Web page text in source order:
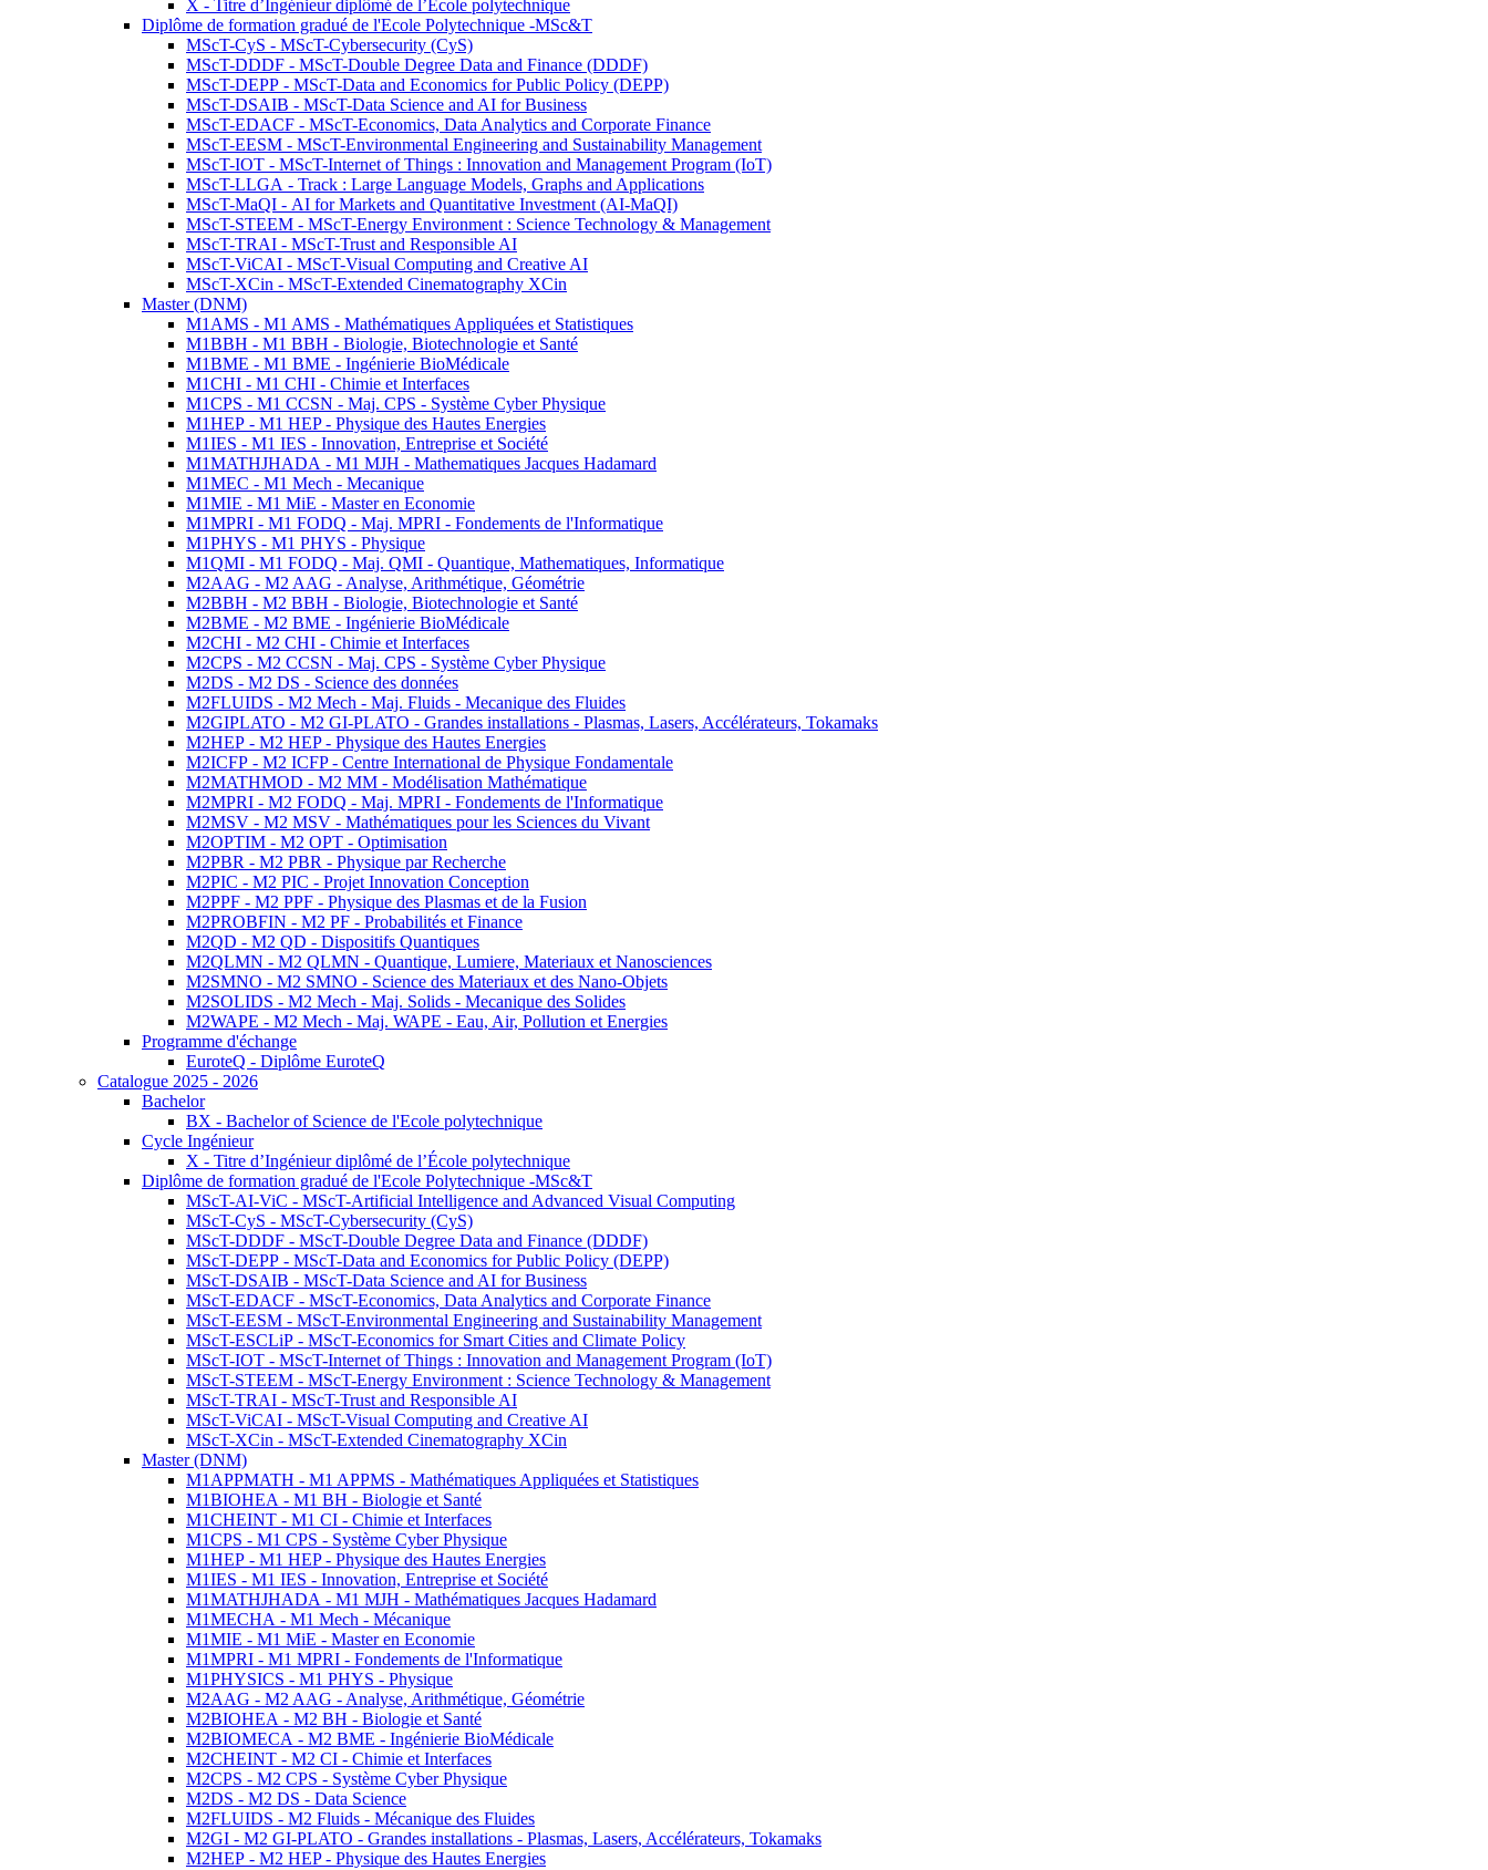
X - Titre d’Ingénieur diplômé de l’École polytechnique
Diplôme de formation gradué de l'Ecole Polytechnique -MSc&T
MScT-CyS - MScT-Cybersecurity (CyS)
MScT-DDDF - MScT-Double Degree Data and Finance (DDDF)
MScT-DEPP - MScT-Data and Economics for Public Policy (DEPP)
MScT-DSAIB - MScT-Data Science and AI for Business
MScT-EDACF - MScT-Economics, Data Analytics and Corporate Finance
MScT-EESM - MScT-Environmental Engineering and Sustainability Management
MScT-IOT - MScT-Internet of Things : Innovation and Management Program (IoT)
MScT-LLGA - Track : Large Language Models, Graphs and Applications
MScT-MaQI - AI for Markets and Quantitative Investment (AI-MaQI)
MScT-STEEM - MScT-Energy Environment : Science Technology & Management
MScT-TRAI - MScT-Trust and Responsible AI
MScT-ViCAI - MScT-Visual Computing and Creative AI
MScT-XCin - MScT-Extended Cinematography XCin
Master (DNM)
M1AMS - M1 AMS - Mathématiques Appliquées et Statistiques
M1BBH - M1 BBH - Biologie, Biotechnologie et Santé
M1BME - M1 BME - Ingénierie BioMédicale
M1CHI - M1 CHI - Chimie et Interfaces
M1CPS - M1 CCSN - Maj. CPS - Système Cyber Physique
M1HEP - M1 HEP - Physique des Hautes Energies
M1IES - M1 IES - Innovation, Entreprise et Société
M1MATHJHADA - M1 MJH - Mathematiques Jacques Hadamard
M1MEC - M1 Mech - Mecanique
M1MIE - M1 MiE - Master en Economie
M1MPRI - M1 FODQ - Maj. MPRI - Fondements de l'Informatique
M1PHYS - M1 PHYS - Physique
M1QMI - M1 FODQ - Maj. QMI - Quantique, Mathematiques, Informatique
M2AAG - M2 AAG - Analyse, Arithmétique, Géométrie
M2BBH - M2 BBH - Biologie, Biotechnologie et Santé
M2BME - M2 BME - Ingénierie BioMédicale
M2CHI - M2 CHI - Chimie et Interfaces
M2CPS - M2 CCSN - Maj. CPS - Système Cyber Physique
M2DS - M2 DS - Science des données
M2FLUIDS - M2 Mech - Maj. Fluids - Mecanique des Fluides
M2GIPLATO - M2 GI-PLATO - Grandes installations - Plasmas, Lasers, Accélérateurs, Tokamaks
M2HEP - M2 HEP - Physique des Hautes Energies
M2ICFP - M2 ICFP - Centre International de Physique Fondamentale
M2MATHMOD - M2 MM - Modélisation Mathématique
M2MPRI - M2 FODQ - Maj. MPRI - Fondements de l'Informatique
M2MSV - M2 MSV - Mathématiques pour les Sciences du Vivant
M2OPTIM - M2 OPT - Optimisation
M2PBR - M2 PBR - Physique par Recherche
M2PIC - M2 PIC - Projet Innovation Conception
M2PPF - M2 PPF - Physique des Plasmas et de la Fusion
M2PROBFIN - M2 PF - Probabilités et Finance
M2QD - M2 QD - Dispositifs Quantiques
M2QLMN - M2 QLMN - Quantique, Lumiere, Materiaux et Nanosciences
M2SMNO - M2 SMNO - Science des Materiaux et des Nano-Objets
M2SOLIDS - M2 Mech - Maj. Solids - Mecanique des Solides
M2WAPE - M2 Mech - Maj. WAPE - Eau, Air, Pollution et Energies
Programme d'échange
EuroteQ - Diplôme EuroteQ
Catalogue 2025 - 2026
Bachelor
BX - Bachelor of Science de l'Ecole polytechnique
Cycle Ingénieur
X - Titre d’Ingénieur diplômé de l’École polytechnique
Diplôme de formation gradué de l'Ecole Polytechnique -MSc&T
MScT-AI-ViC - MScT-Artificial Intelligence and Advanced Visual Computing
MScT-CyS - MScT-Cybersecurity (CyS)
MScT-DDDF - MScT-Double Degree Data and Finance (DDDF)
MScT-DEPP - MScT-Data and Economics for Public Policy (DEPP)
MScT-DSAIB - MScT-Data Science and AI for Business
MScT-EDACF - MScT-Economics, Data Analytics and Corporate Finance
MScT-EESM - MScT-Environmental Engineering and Sustainability Management
MScT-ESCLiP - MScT-Economics for Smart Cities and Climate Policy
MScT-IOT - MScT-Internet of Things : Innovation and Management Program (IoT)
MScT-STEEM - MScT-Energy Environment : Science Technology & Management
MScT-TRAI - MScT-Trust and Responsible AI
MScT-ViCAI - MScT-Visual Computing and Creative AI
MScT-XCin - MScT-Extended Cinematography XCin
Master (DNM)
M1APPMATH - M1 APPMS - Mathématiques Appliquées et Statistiques
M1BIOHEA - M1 BH - Biologie et Santé
M1CHEINT - M1 CI - Chimie et Interfaces
M1CPS - M1 CPS - Système Cyber Physique
M1HEP - M1 HEP - Physique des Hautes Energies
M1IES - M1 IES - Innovation, Entreprise et Société
M1MATHJHADA - M1 MJH - Mathématiques Jacques Hadamard
M1MECHA - M1 Mech - Mécanique
M1MIE - M1 MiE - Master en Economie
M1MPRI - M1 MPRI - Fondements de l'Informatique
M1PHYSICS - M1 PHYS - Physique
M2AAG - M2 AAG - Analyse, Arithmétique, Géométrie
M2BIOHEA - M2 BH - Biologie et Santé
M2BIOMECA - M2 BME - Ingénierie BioMédicale
M2CHEINT - M2 CI - Chimie et Interfaces
M2CPS - M2 CPS - Système Cyber Physique
M2DS - M2 DS - Data Science
M2FLUIDS - M2 Fluids - Mécanique des Fluides
M2GI - M2 GI-PLATO - Grandes installations - Plasmas, Lasers, Accélérateurs, Tokamaks
M2HEP - M2 HEP - Physique des Hautes Energies